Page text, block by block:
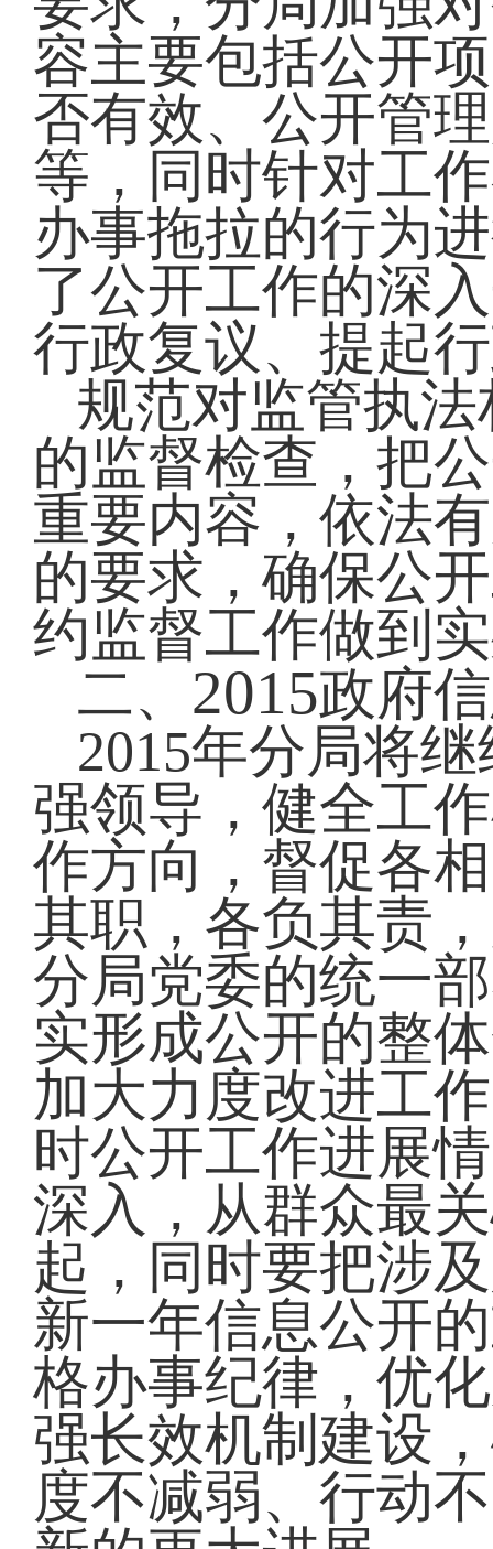
容主要包括公开
否有效、公开管
等，同时针对工
办事拖拉的行为
了公开工作的深
行政复议、提起
规范对监管执
的监督检查，把
重要内容，依法
的要求，确保公
约监督工作做到
二、 2015政府
2015年分局将
强领导，健全工
作方向，督促各
其职，各负其责
分局党委的统一
实形成公开的整
加大力度改进工
时公开工作进展
深入，从群众最
起，同时要把涉
新一年信息公开
格办事纪律，优
强长效机制建设
度不减弱、行动